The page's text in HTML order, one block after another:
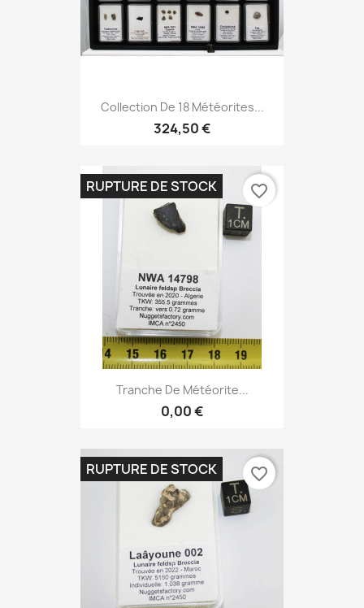
Collection De 18 Météorites...
324,50 €
Tranche De Météorite...
0,00 €
RUPTURE DE STOCK favorite_border
RUPTURE DE STOCK favorite_border